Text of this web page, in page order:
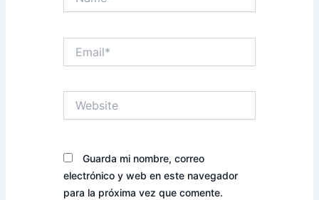
Guarda mi nombre, correo
electrónico y web en este navegador
para la próxima vez que comente.